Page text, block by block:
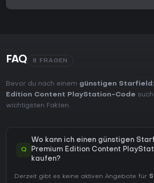
FAQ 8 FRAGEN
Bevor du nach einem günstigen
Edition Content PlayStation-Code
wichtigsten Fakten.
Q
Wo kann ich einen günstigen
Premium Edition Content
kaufen?
Derzeit gibt es keine aktiven Angebote für